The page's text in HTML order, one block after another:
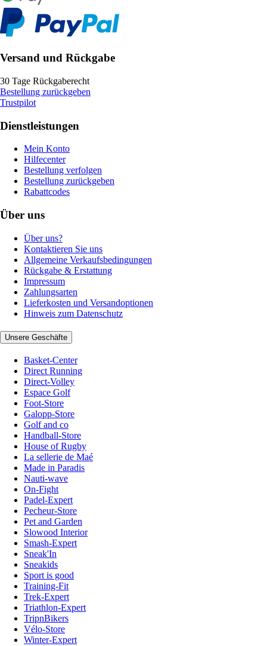
Versand und Rückgabe
30 Tage Rückgaberecht
Bestellung zurückgeben
Trustpilot
Dienstleistungen
Mein Konto
Hilfecenter
Bestellung verfolgen
Bestellung zurückgeben
Rabattcodes
Über uns
Über uns?
Kontaktieren Sie uns
Allgemeine Verkaufsbedingungen
Rückgabe & Erstattung
Impressum
Zahlungsarten
Lieferkosten und Versandoptionen
Hinweis zum Datenschutz
Unsere Geschäfte
Basket-Center
Direct Running
Direct-Volley
Espace Golf
Foot-Store
Galopp-Store
Golf and co
Handball-Store
House of Rugby
La sellerie de Maé
Made in Paradis
Nauti-wave
On-Fight
Padel-Expert
Pecheur-Store
Pet and Garden
Slowood Interior
Smash-Expert
Sneak'In
Sneakids
Sport is good
Training-Fit
Trek-Expert
Triathlon-Expert
TripnBikers
Vélo-Store
Winter-Expert